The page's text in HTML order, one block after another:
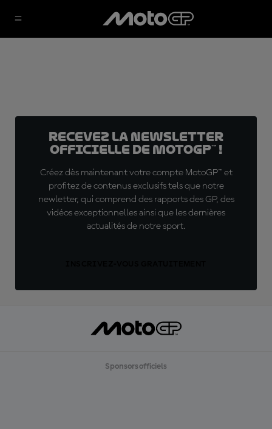
Recevez la Newsletter
officielle de MotoGP™ !
Créez dès maintenant votre compte MotoGP™ et
profitez de contenus exclusifs tels que notre
newletter, qui comprend des rapports des GP, des
vidéos exceptionnelles ainsi que les dernières
actualités de notre sport.
Sponsors officiels